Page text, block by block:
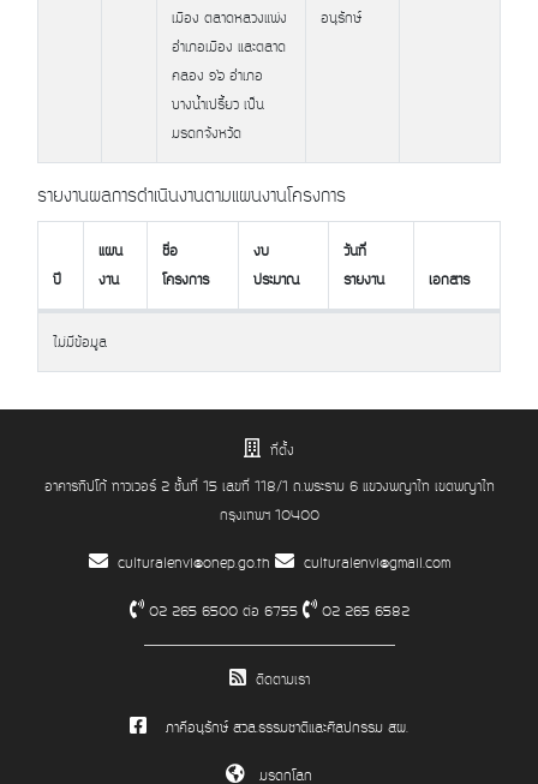
เมือง ตลาดหลวงแพ่ง
อำเภอเมือง และตลาด
คลอง ๑๖ อำเภอ
บางน้ำเปรี้ยว เป็น
มรดกจังหวัด
อนุรักษ์
รายงานผลการดำเนินงานตามแผนงานโครงการ
ปี
แผน
งาน
ชื่อ
โครงการ
งบ
ประมาณ
วันที่
รายงาน
เอกสาร
ไม่มีข้อมูล
ที่ตั้ง
อาคารทิปโก้ ทาวเวอร์ 2 ชั้นที่ 15 เลขที่ 118/1 ถ.พระราม 6 แขวงพญาไท เขตพญาไท
กรุงเทพฯ 10400
culturalenvi@onep.go.th culturalenvi@gmail.com
02 265 6500 ต่อ 6755 02 265 6582
ติดตามเรา
ภาคีอนุรักษ์ สวล.ธรรมชาติและศิลปกรรม สผ.
มรดกโลก